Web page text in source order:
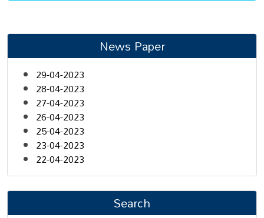
News Paper
29-04-2023
28-04-2023
27-04-2023
26-04-2023
25-04-2023
23-04-2023
22-04-2023
Search